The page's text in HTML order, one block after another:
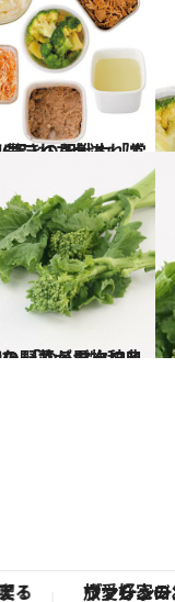
！ 驚きの即戦力「常備菜」6品レシピ
と詰まった 「ゆるマクロビ」春の野菜・果物辞典
で満喫！ ヴァシュロン・コンスタンタ